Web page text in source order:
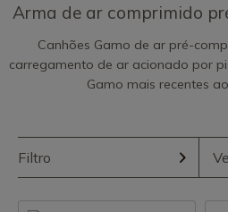
Arma de ar comprimido
Canhões Gamo de ar pré-
carregamento de ar acionado por
Gamo mais recentes
Filtro